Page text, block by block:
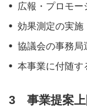
広報・プロモー
効果測定の実施
協議会の事務局
本事業に付随す
3 事業提案上